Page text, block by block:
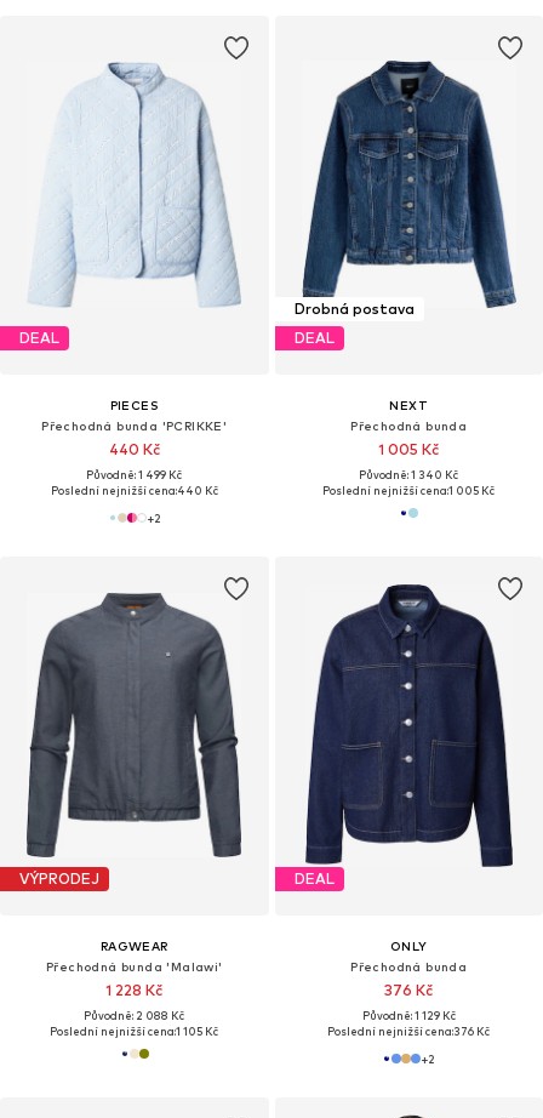
DEAL
PIECES
Přechodná bunda 'PCRIKKE'
440 Kč
Původně: 1 499 Kč
Poslední nejnižší cena:440 Kč
+2
Drobná postava
DEAL
NEXT
Přechodná bunda
1 005 Kč
Původně: 1 340 Kč
Poslední nejnižší cena:1 005 Kč
VÝPRODEJ
RAGWEAR
Přechodná bunda 'Malawi'
1 228 Kč
Původně: 2 088 Kč
Poslední nejnižší cena:1 105 Kč
DEAL
ONLY
Přechodná bunda
376 Kč
Původně: 1 129 Kč
Poslední nejnižší cena:376 Kč
+2